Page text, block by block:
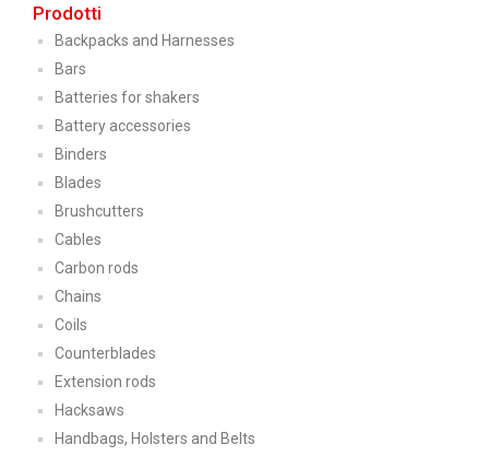
Prodotti
Backpacks and Harnesses
Bars
Batteries for shakers
Battery accessories
Binders
Blades
Brushcutters
Cables
Carbon rods
Chains
Coils
Counterblades
Extension rods
Hacksaws
Handbags, Holsters and Belts